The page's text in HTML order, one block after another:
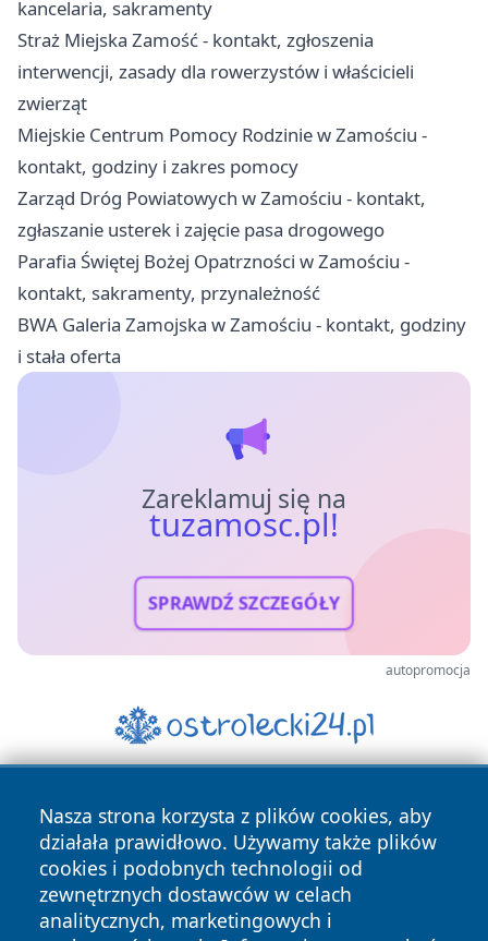
kancelaria, sakramenty
Straż Miejska Zamość - kontakt, zgłoszenia
interwencji, zasady dla rowerzystów i właścicieli
zwierząt
Miejskie Centrum Pomocy Rodzinie w Zamościu -
kontakt, godziny i zakres pomocy
Zarząd Dróg Powiatowych w Zamościu - kontakt,
zgłaszanie usterek i zajęcie pasa drogowego
Parafia Świętej Bożej Opatrzności w Zamościu -
kontakt, sakramenty, przynależność
BWA Galeria Zamojska w Zamościu - kontakt, godziny
i stała oferta
Zareklamuj się na
tuzamosc.pl!
SPRAWDŹ SZCZEGÓŁY
autopromocja
Nasza strona korzysta z plików cookies, aby
działała prawidłowo. Używamy także plików
cookies i podobnych technologii od
zewnętrznych dostawców w celach
analitycznych, marketingowych i
Copyright © 2026 tuzamosc.pl Wszystkie prawa zastrzeżone.